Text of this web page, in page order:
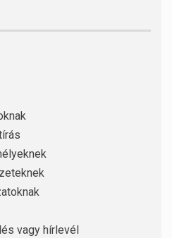
vagy hírlevél